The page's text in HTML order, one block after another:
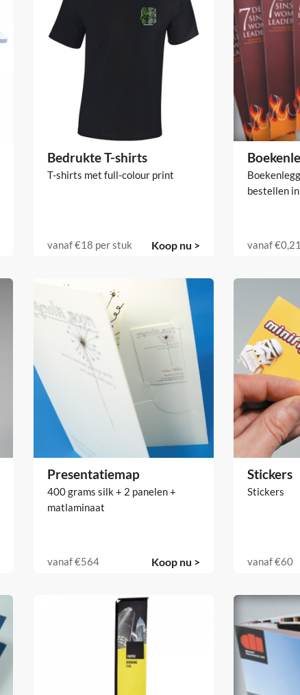
Bedrukte T-shirts
T-shirts met full-colour print
vanaf€18 per stuk Koop nu >
bestellen
vanaf€0,21
Presentatiemap
400 grams silk + 2 panelen +
matlaminaat
vanaf€564 Koop nu >
Stickers
Stickers
vanaf€60